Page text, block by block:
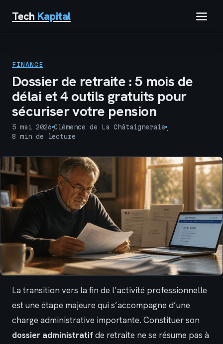
Tech Kapital
BUSINESS
MARKETING
FINANCE
Dossier de retraite : 5 mois de
délai et 4 outils gratuits pour
sécuriser votre pension
5 mai 2026
·
Clémence de La Châtaigneraie
·
8 min de lecture
La transition vers la fin de l’activité professionnelle
est une étape majeure qui s’accompagne d’une
charge administrative importante. Constituer son
dossier administratifde retraite ne se résume pas à